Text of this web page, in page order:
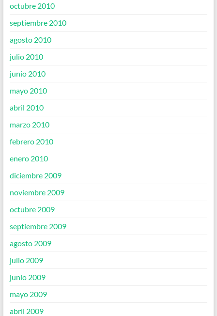
octubre 2010
septiembre 2010
agosto 2010
julio 2010
junio 2010
mayo 2010
abril 2010
marzo 2010
febrero 2010
enero 2010
diciembre 2009
noviembre 2009
octubre 2009
septiembre 2009
agosto 2009
julio 2009
junio 2009
mayo 2009
abril 2009